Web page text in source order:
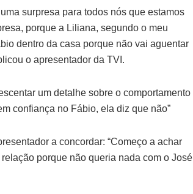
surpresa para todos nós que estamos
porque a Liliana, segundo o meu
dentro da casa porque não vai aguentar
o apresentador da TVI.
um detalhe sobre o comportamento
confiança no Fábio, ela diz que não”
a concordar: “Começo a achar
porque não queria nada com o José